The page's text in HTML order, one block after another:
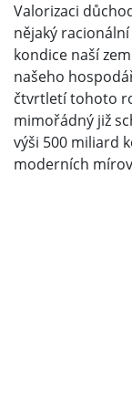
Valorizaci
nějaký
kondice naší
našeho
čtvrtletí tohoto
mimořádný již
výši 500 miliard
moderních